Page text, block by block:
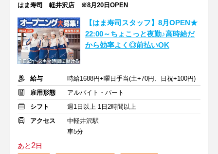
はま寿司 軽井沢店 ※8月20日OPEN
【はま寿司スタッフ】8月OPEN★
22:00～ちょこっと夜勤♪高時給だ
から効率よく◎前払いOK
給与
時給1688円+曜日手当(土+70円、日祝+100円)
雇用形態
アルバイト・パート
シフト
週1日以上 1日2時間以上
アクセス
中軽井沢駅
車5分
あと2日